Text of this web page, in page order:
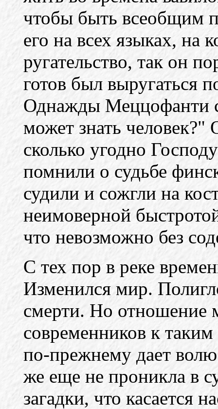
чтобы быть всеобщим
его на всех языках, на
ругательство, так он
готов был выругаться
Однажды Меццофанти
может знать человек?"
сколько угодно
помнили о судьбе
судили и сожгли на
неимоверной
что невозможно без
С тех пор в реке
Изменился мир.
смерти. Но отношение
современников к
по-прежнему дает
же еще не проникла в
загадки, что касается